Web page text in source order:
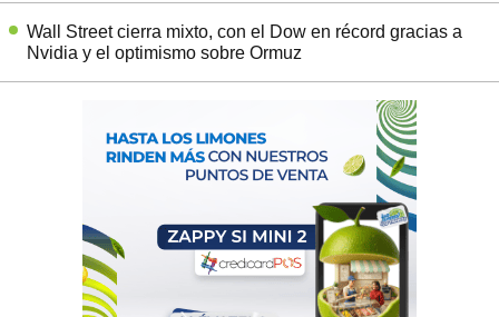
Wall Street cierra mixto, con el Dow en récord gracias a
Nvidia y el optimismo sobre Ormuz